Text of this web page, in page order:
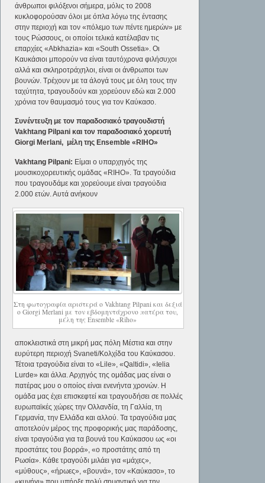
άνθρωποι φιλόξενοι σήμερα, μόλις το 2008
κυκλοφορούσαν όλοι με όπλα λόγω της έντασης
στην περιοχή και τον «πόλεμο των πέντε ημερών» με
τους Ρώσσους, οι οποίοι τελικά κατέλαβαν τις
επαρχίες «Abkhazia» και «South Ossetia». Οι
Καυκάσιοι μπορούν να είναι ταυτόχρονα φιλήσυχοι
αλλά και σκληροτράχηλοι, είναι οι άνθρωποι των
βουνών. Τρέχουν με τα άλογά τους με όλη τους την
ταχύτητα, τραγουδούν και χορεύουν εδώ και 2.000
χρόνια τον θαυμασμό τους για τον Καύκασο.
Συνέντευξη με τον παραδοσιακό τραγουδιστή
Vakhtang Pilpani και τον παραδοσιακό χορευτή
Giorgi Merlani, μέλη της Ensemble « RIHO»
VakhtangPilpani: Είμαι ο υπαρχηγός της
μουσικοχορευτικής ομάδας «RIHO». Τα τραγούδια
που τραγουδάμε και χορεύουμε είναι τραγούδια
2.000 ετών. Αυτά ανήκουν
Στη φωτογραφία αριστερά ο Vakhtang Pilpani και δεξιά
ο Giorgi Merlani με τον εβδομηντάχρονο πατέρα του,
μέλη της Ensemble «Riho»
αποκλειστικά στη μικρή μας πόλη Μέστια και στην
ευρύτερη περιοχή Svaneti/Κολχίδα του Καύκασου.
Τέτοια τραγούδια είναι το «Lile», «Qaltidi», «Ielia
Lurde» και άλλα. Αρχηγός της ομάδας μας είναι ο
πατέρας μου ο οποίος είναι ενενήντα χρονών. Η
ομάδα μας έχει επισκεφτεί και τραγουδήσει σε πολλές
ευρωπαϊκές χώρες την Ολλανδία, τη Γαλλία, τη
Γερμανία, την Ελλάδα και αλλού. Τα τραγούδια μας
αποτελούν μέρος της προφορικής μας παράδοσης,
είναι τραγούδια για τα βουνά του Καύκασου ως «οι
προστάτες του βορρά», «ο προστάτης από τη
Ρωσία». Κάθε τραγούδι μιλάει για «μάχες»,
«μύθους», «ήρωες», «βουνά», τον «Καύκασο», το